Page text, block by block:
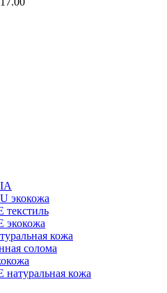
экокожа
кожа
солома
кожа